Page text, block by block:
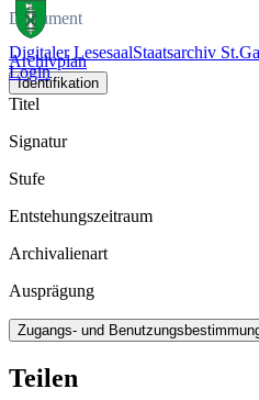
Digitaler LesesaalStaatsarchiv
Login
Dokument
Archivplan
Identifikation
Titel
Signatur
Stufe
Entstehungszeitraum
Archivalienart
Ausprägung
Zugangs- und
Teilen